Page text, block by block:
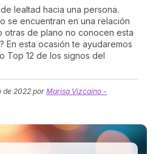
lealtad hacia una persona.
se encuentran en una relación
otras de plano no conocen esta
En esta ocasión te ayudaremos
Top 12 de los signos del
de 2022 por Marisa Vizcaíno -